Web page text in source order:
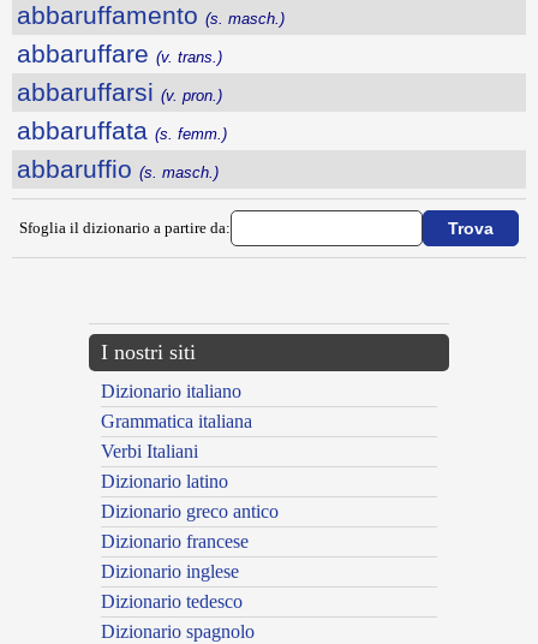
abbaruffamento (s. masch.)
abbaruffare (v. trans.)
abbaruffarsi (v. pron.)
abbaruffata (s. femm.)
abbaruffio (s. masch.)
Sfoglia il dizionario a partire da:
I nostri siti
Dizionario italiano
Grammatica italiana
Verbi Italiani
Dizionario latino
Dizionario greco antico
Dizionario francese
Dizionario inglese
Dizionario tedesco
Dizionario spagnolo